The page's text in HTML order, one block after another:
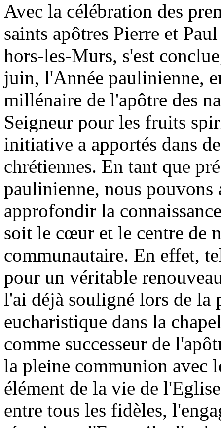
Avec la célébration des
saints apôtres Pierre et
hors-les-Murs, s'est
juin, l'Année paulinienne,
millénaire de l'apôtre des
Seigneur pour les fruits
initiative a apportés dans
chrétiennes. En tant que
paulinienne, nous
approfondir la
soit le cœur et le centre de
communautaire. En effet,
pour un véritable
l'ai déjà souligné lors de la
eucharistique dans la
comme successeur de
la pleine communion avec
élément de la vie de
entre tous les fidèles,